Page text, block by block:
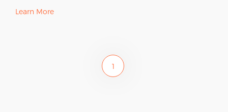
máte da
Learn More
1